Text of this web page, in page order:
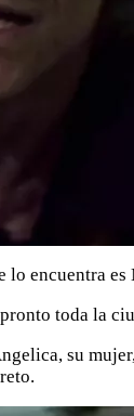
encuentra
toda la
su